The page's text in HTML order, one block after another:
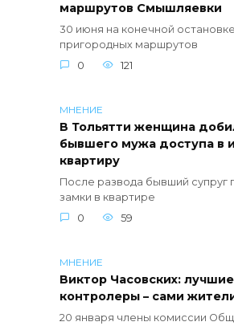
маршрутов Смышляевки
30 июня на конечной остановке
пригородных маршрутов
0
121
МНЕНИЕ
В Тольятти женщина
бывшего мужа доступа в
квартиру
После развода бывший супруг
замки в квартире
0
59
МНЕНИЕ
Виктор Часовских: лучшие
контролеры – сами
20 января члены комиссии